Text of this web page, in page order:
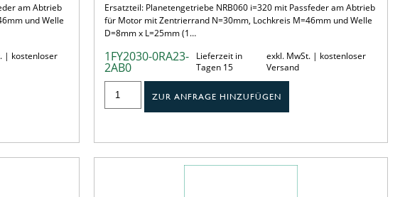
am Abtrieb
und Welle
| kostenloser
Ersatzteil: Planetengetriebe NRB060 i=320 mit Passfeder am Abtrieb
für Motor mit Zentrierrand N=30mm, Lochkreis M=46mm und Welle
D=8mm x L=25mm (1…
1FY2030-0RA23-
2AB0
Lieferzeit in
Tagen 15
exkl. MwSt. | kostenloser
Versand
ZUR ANFRAGE HINZUFÜGEN